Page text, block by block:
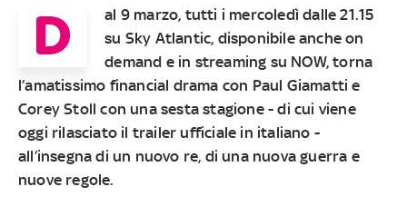
D
al 9 marzo, tutti i mercoledì dalle 21.15
su Sky Atlantic, disponibile anche on
demand e in streaming su NOW, torna
l’amatissimo financial drama con Paul Giamatti e
Corey Stoll con una sesta stagione - di cui viene
oggi rilasciato il trailer ufficiale in italiano -
all’insegna di un nuovo re, di una nuova guerra e
nuove regole.